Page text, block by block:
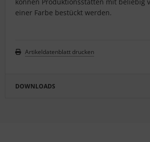
können Produktionsstätten mit beliebig
einer Farbe bestückt werden.
Artikeldatenblatt drucken
DOWNLOADS